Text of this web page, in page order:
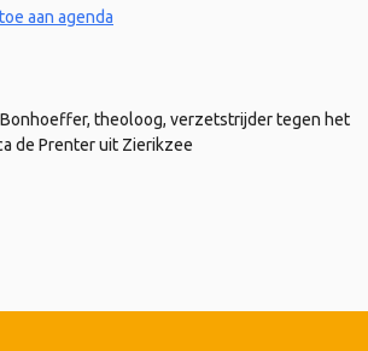
aan agenda
theoloog, verzetstrijder tegen het
de Prenter uit Zierikzee